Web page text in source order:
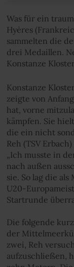
Was für ein
Hyères
sammelten die
drei Medaillen.
Konstanze
Konstanze
zeigte von
hat, vorne
kämpfen. Sie
die ein nicht
Reh (TSV
„Ich musste in
nach außen
sie. So lag die
U20-
Startrunde
Die folgende
der
zwei, Reh
aufzuschließen,